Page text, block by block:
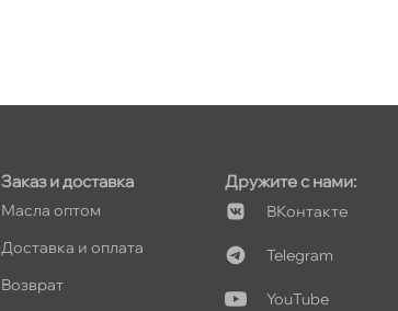
Заказ и доставка
Масла оптом
Доставка и оплата
озврат
Дружите с нами:
Контакте
Telegram
YouTube